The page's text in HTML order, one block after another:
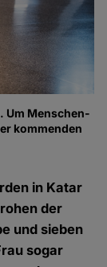
Um Menschen-
kommenden
in Katar
der
und sieben
sogar